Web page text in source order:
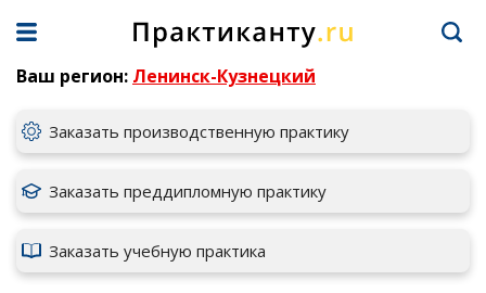
Ваш регион: Ленинск-Кузнецкий
Заказать производственную практику
Заказать преддипломную практику
Заказать учебную практика